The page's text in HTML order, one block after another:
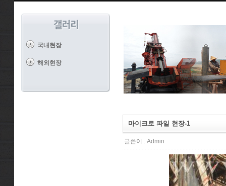
국내현장
해외현장
마이크로 파일 현장-1
글쓴이 : Admin